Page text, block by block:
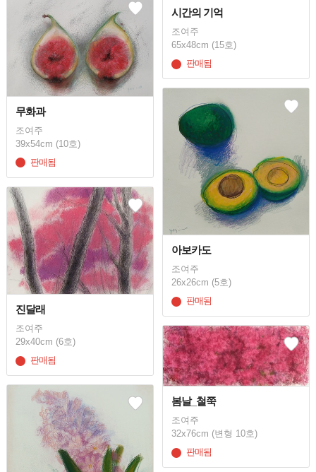
시간의 기억
조여주
65x48cm (15호)
판매됨
무화과
조여주
39x54cm (10호)
판매됨
아보카도
조여주
26x26cm (5호)
판매됨
진달래
조여주
29x40cm (6호)
판매됨
봄날_철쭉
조여주
32x76cm (변형 10호)
판매됨